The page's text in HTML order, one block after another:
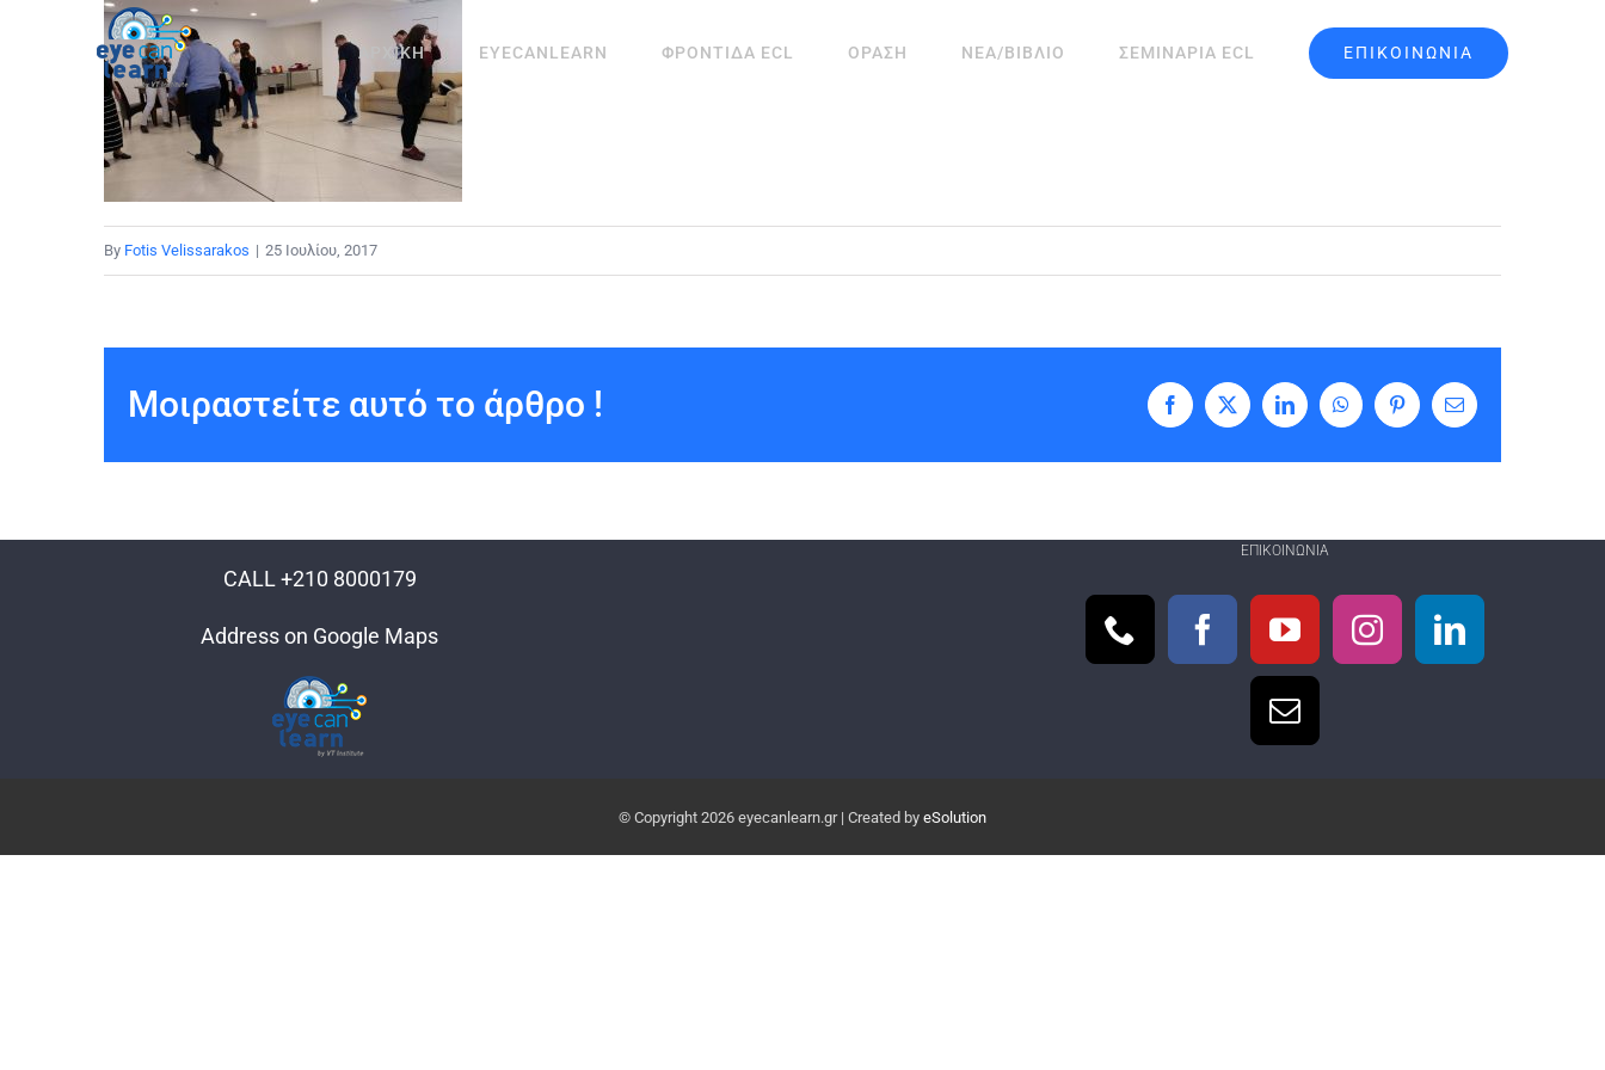
περιεχόμενο
ΑΡΧΙΚΗ EYECANLEARN ΦΡΟΝΤΙΔΑ ECL ΟΡΑΣΗ ΝΕΑ/ΒΙΒΛΙΟ ΣΕΜΙΝΑΡΙΑ ECL ΕΠΙΚΟΙΝΩΝΙΑ
By Fotis Velissarakos | 25 Ιουλίου, 2017
Μοιραστείτε αυτό το άρθρο ! Facebook
X LinkedInWhatsAppPinterestEmail
CALL +210 8000179
Address on Google Maps
ΕΠΙΚΟΙΝΩΝΊΑ
© Copyright 2026 eyecanlearn.gr | Created by eSolution